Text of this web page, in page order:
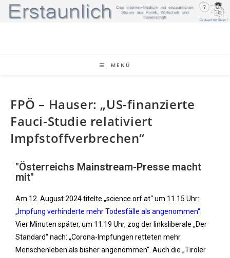
MENÜ
FPÖ – Hauser: „US-finanzierte
Fauci-Studie relativiert
Impfstoffverbrechen“
"Österreichs Mainstream-Presse macht
mit"
Am 12. August 2024 titelte „science.orf.at“ um 11.15 Uhr:
„Impfung verhinderte mehr Todesfälle als angenommen“
Vier Minuten später, um 11.19 Uhr, zog der linksliberale „Der
Standard“ nach: „Corona-Impfungen retteten mehr
Menschenleben als bisher angenommen“. Auch die „Tiroler